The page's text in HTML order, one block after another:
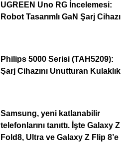
UGREEN Uno RG İncelemesi:
Robot Tasarımlı GaN Şarj Cihazı
Philips 5000 Serisi (TAH5209):
Şarj Cihazını Unutturan Kulaklık
Samsung, yeni katlanabilir
telefonlarını tanıttı. İşte Galaxy Z
Fold8, Ultra ve Galaxy Z Flip 8’e